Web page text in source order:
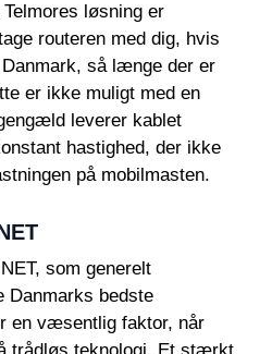
løsning er
routeren med dig, hvis
så længe der er
er ikke muligt med en
leverer kablet
hastighed, der ikke
på mobilmasten.
som generelt
Danmarks bedste
en væsentlig faktor, når